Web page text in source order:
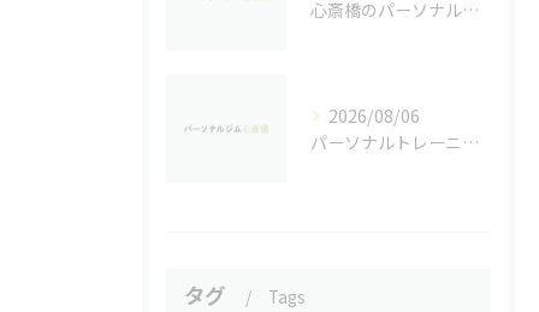
心斎橋のパーソナルジムで学ぶリバウンド防止法
2026/08/06
パーソナルトレーニングの月額料金を心斎橋駅周辺で徹底比較し最適な選び方を解説
タグ Tags